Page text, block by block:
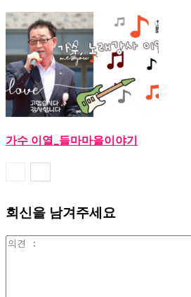
가수 이열_들마마을이야기
회신을 남겨주세요